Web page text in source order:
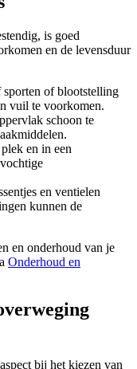
is goed
en de levensduur
of blootstelling
vuil te voorkomen.
schoon te
en in een
en ventielen
kunnen de
en onderhoud van je
Onderhoud en
bij het kiezen van